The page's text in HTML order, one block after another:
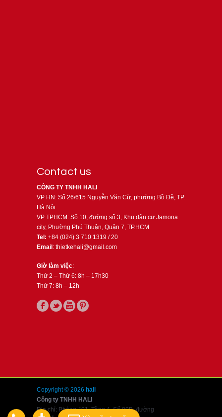
Contact us
CÔNG TY TNHH HALI
VP HN: Số 26/615 Nguyễn Văn Cừ, phường Bồ Đề, TP.
Hà Nội
VP TPHCM: Số 10, đường số 3, Khu dân cư Jamona
city, Phường Phú Thuận, Quận 7, TP.HCM
Tel: +84 (024) 3 710 1319 / 20
Email : thietkehali@gmail.com
Giờ làm việc:
Thứ 2 – Thứ 6: 8h – 17h30
Thứ 7: 8h – 12h
Copyright © 2026 hali
Công ty TNHH HALI
Địa chỉ: Phòng 401, Tầng 4, Số 80B, đường